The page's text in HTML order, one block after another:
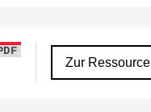
Zur Ressource